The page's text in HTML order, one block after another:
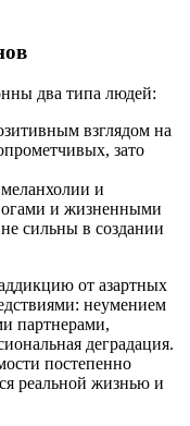
два типа людей:
взглядом на
зато
и
и жизненными
сильны в создании
от азартных
неумением
партнерами,
деградация.
постепенно
реальной жизнью и